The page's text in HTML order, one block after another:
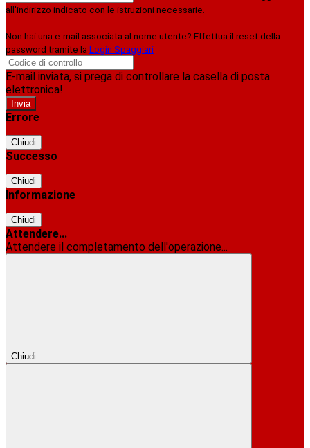
all'indirizzo indicato con le istruzioni necessarie.
Non hai una e-mail associata al nome utente? Effettua il reset della
password tramite la Login Spaggiari
E-mail inviata, si prega di controllare la casella di posta
elettronica!
Errore
Chiudi
Successo
Chiudi
Informazione
Chiudi
Attendere...
Attendere il completamento dell'operazione...
Chiudi